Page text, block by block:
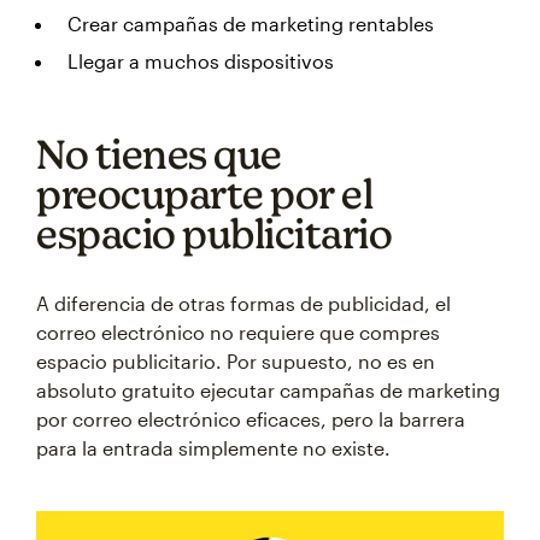
Crear campañas de marketing rentables
Llegar a muchos dispositivos
No tienes que
preocuparte por el
espacio publicitario
A diferencia de otras formas de publicidad, el
correo electrónico no requiere que compres
espacio publicitario. Por supuesto, no es en
absoluto gratuito ejecutar campañas de marketing
por correo electrónico eficaces, pero la barrera
para la entrada simplemente no existe.